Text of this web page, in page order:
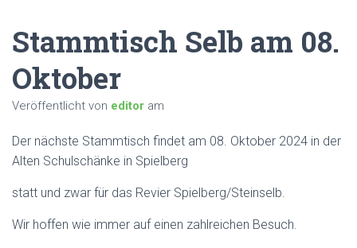
Stammtisch Selb am 08.
Oktober
Veröffentlicht von editor am
Der nächste Stammtisch findet am 08. Oktober 2024 in der
Alten Schulschänke in Spielberg
statt und zwar für das Revier Spielberg/Steinselb.
Wir hoffen wie immer auf einen zahlreichen Besuch.